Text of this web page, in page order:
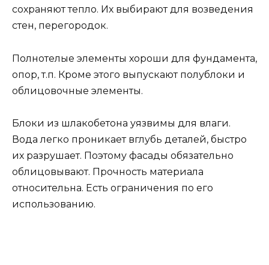
сохраняют тепло. Их выбирают для возведения
стен, перегородок.
Полнотелые элементы хороши для фундамента,
опор, т.п. Кроме этого выпускают полублоки и
облицовочные элементы.
Блоки из шлакобетона уязвимы для влаги.
Вода легко проникает вглубь деталей, быстро
их разрушает. Поэтому фасады обязательно
облицовывают. Прочность материала
относительна. Есть ограничения по его
использованию.